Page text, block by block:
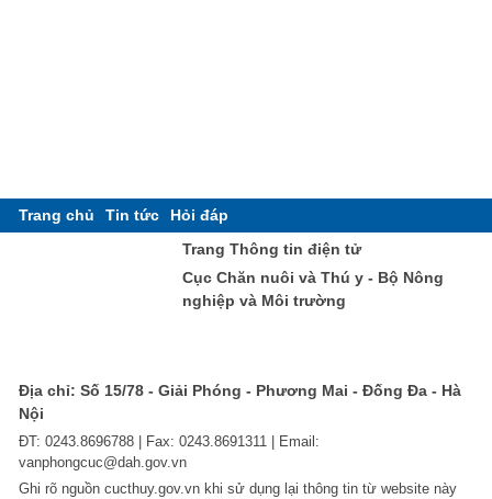
Trang chủ Tin tức
Hỏi đáp
Trang Thông tin điện tử
Cục Chăn nuôi và Thú y - Bộ Nông
nghiệp và Môi trường
Địa chỉ: Số 15/78 - Giải Phóng - Phương Mai - Đống Đa - Hà
Nội
ĐT: 0243.8696788 | Fax: 0243.8691311 | Email:
vanphongcuc@dah.gov.vn
Ghi rõ nguồn cucthuy.gov.vn khi sử dụng lại thông tin từ website này